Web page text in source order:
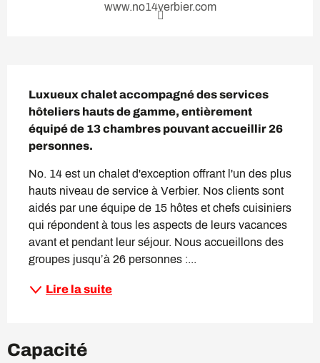
www.no14verbier.com
Luxueux chalet accompagné des services
hôteliers hauts de gamme, entièrement
équipé de 13 chambres pouvant accueillir 26
personnes.
No. 14 est un chalet d'exception offrant l'un des plus
hauts niveau de service à Verbier. Nos clients sont
aidés par une équipe de 15 hôtes et chefs cuisiniers
qui répondent à tous les aspects de leurs vacances
avant et pendant leur séjour. Nous accueillons des
groupes jusqu’à 26 personnes :...
Lire la suite
Capacité